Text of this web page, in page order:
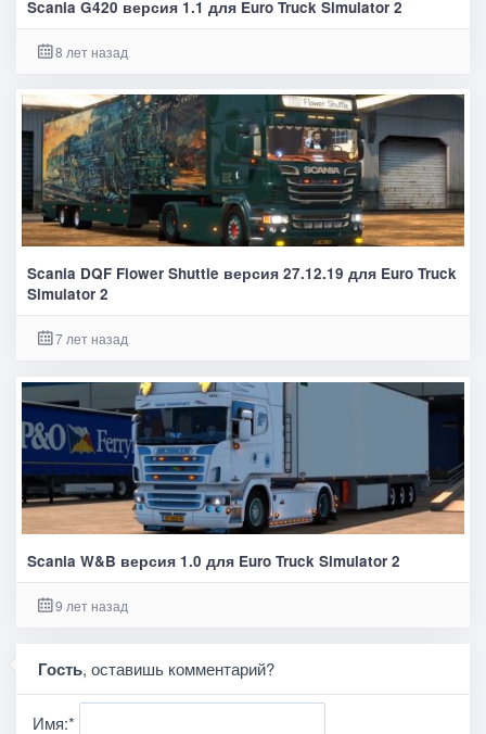
Scania G420 версия 1.1 для Euro Truck Simulator 2
8 лет назад
Scania DQF Flower Shuttle версия 27.12.19 для Euro Truck
Simulator 2
7 лет назад
Scania W&B версия 1.0 для Euro Truck Simulator 2
9 лет назад
Гость, оставишь комментарий?
Имя:*